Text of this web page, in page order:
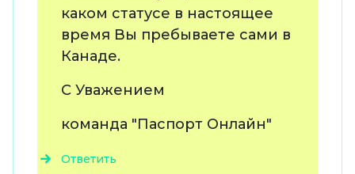
каком статусе в настоящее
время Вы пребываете сами в
Канаде.
С Уважением
команда "Паспорт Онлайн"
Ответить